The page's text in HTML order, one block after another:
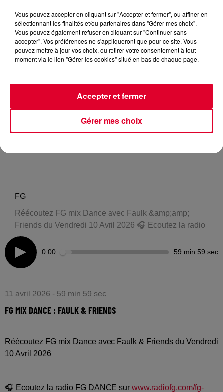
FG
Réécoutez FG mix Dance avec Faulk &amp;amp;
Friends du Vendredi 10 Avril 2026 🎧 Ecoutez la radio
0:00 59 min 59 sec
11 avril 2026 - 59 min 59 sec
FG MIX DANCE : FAULK & FRIENDS
Réécoutez FG mix Dance avec Faulk & Friends du Vendredi
10 Avril 2026
🎧 Ecoutez la radio FG DANCE sur www.radiofg.com/fg-
Vous pouvez accepter en cliquant sur "Accepter et fermer", ou affiner en
sélectionnant les finalités et/ou partenaires dans "Gérer mes choix".
Vous pouvez également refuser en cliquant sur "Continuer sans
accepter". Vos préférences ne s'appliqueront que pour ce site. Vous
pouvez mettre à jour vos choix, ou retirer votre consentement à tout
moment via le lien "Gérer les cookies" situé en bas de chaque page.
Gérer mes choix
Accepter et fermer